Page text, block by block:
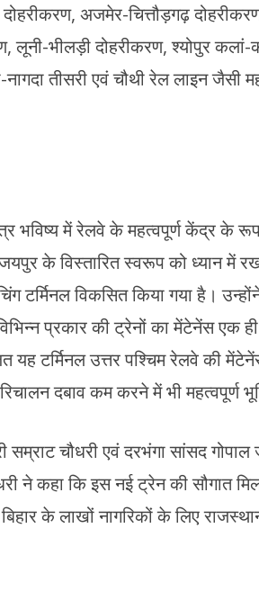
अजमेर-चित्तौड़गढ़
लूनी-भीलड़ी दोहरीकरण, श्योपुर कलां-
तीसरी एवं चौथी रेल लाइन जैसी
भविष्य में रेलवे के महत्वपूर्ण केंद्र के
के विस्तारित स्वरूप को ध्यान में
टर्मिनल विकसित किया गया है।
प्रकार की ट्रेनों का मेंटेनेंस एक
टर्मिनल उत्तर पश्चिम रेलवे की
दबाव कम करने में भी महत्वपूर्ण
चौधरी एवं दरभंगा सांसद
ने कहा कि इस नई ट्रेन की सौगात
के लाखों नागरिकों के लिए